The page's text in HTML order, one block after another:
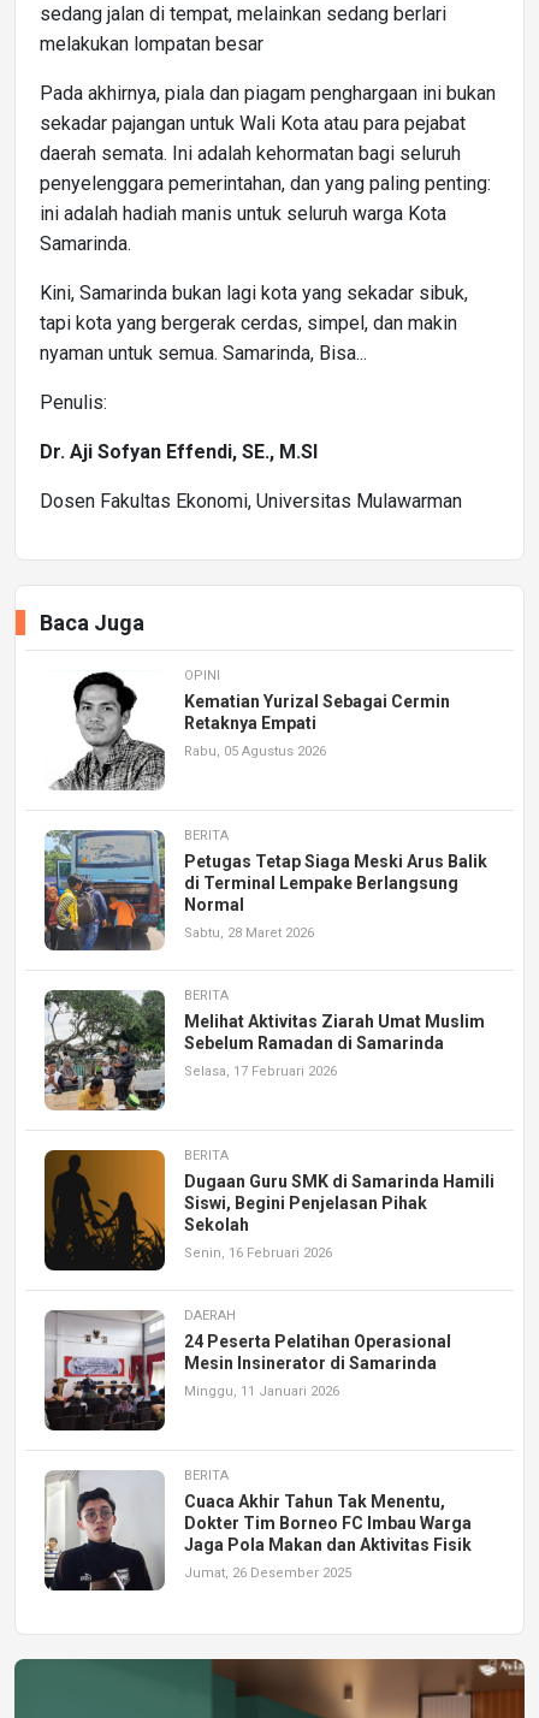
sedang jalan di tempat, melainkan sedang berlari
melakukan lompatan besar
Pada akhirnya, piala dan piagam penghargaan ini bukan
sekadar pajangan untuk Wali Kota atau para pejabat
daerah semata. Ini adalah kehormatan bagi seluruh
penyelenggara pemerintahan, dan yang paling penting:
ini adalah hadiah manis untuk seluruh warga Kota
Samarinda.
Kini, Samarinda bukan lagi kota yang sekadar sibuk,
tapi kota yang bergerak cerdas, simpel, dan makin
nyaman untuk semua. Samarinda, Bisa...
Penulis:
Dr. Aji Sofyan Effendi, SE., M.SI
Dosen Fakultas Ekonomi, Universitas Mulawarman
Baca Juga
OPINI
Kematian Yurizal Sebagai Cermin
Retaknya Empati
Rabu, 05 Agustus 2026
BERITA
Petugas Tetap Siaga Meski Arus Balik
di Terminal Lempake Berlangsung
Normal
Sabtu, 28 Maret 2026
BERITA
Melihat Aktivitas Ziarah Umat Muslim
Sebelum Ramadan di Samarinda
Selasa, 17 Februari 2026
BERITA
Dugaan Guru SMK di Samarinda Hamili
Siswi, Begini Penjelasan Pihak
Sekolah
Senin, 16 Februari 2026
DAERAH
24 Peserta Pelatihan Operasional
Mesin Insinerator di Samarinda
Minggu, 11 Januari 2026
BERITA
Cuaca Akhir Tahun Tak Menentu,
Dokter Tim Borneo FC Imbau Warga
Jaga Pola Makan dan Aktivitas Fisik
Jumat, 26 Desember 2025